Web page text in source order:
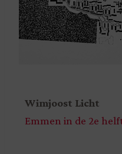
Wimjoost Licht
Emmen in de 2e